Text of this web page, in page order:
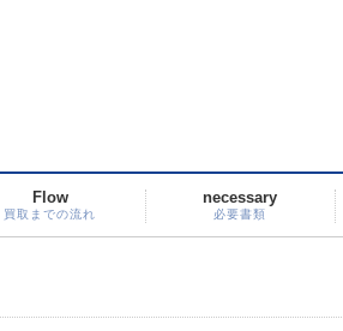
Flow
買取までの流れ
necessary
必要書類